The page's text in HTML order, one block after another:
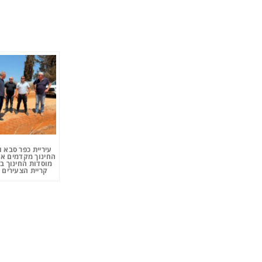
עיריית כפר
החינוך מקדמים
מוסדות החינוך
קריית